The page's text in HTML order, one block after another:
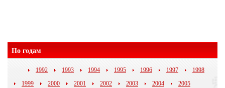
По годам
1992 1993 1994 1995 1996 1997
1998
1999
2000 2001 2002 2003 2004
2005